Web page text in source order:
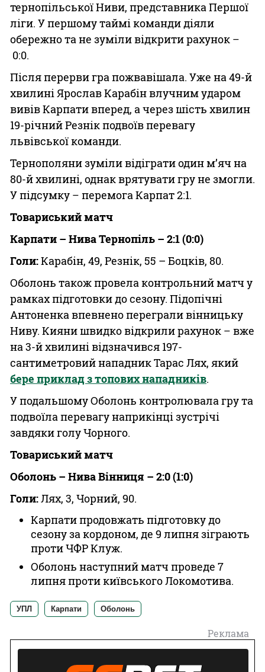
тернопільської Ниви, представника Першої
ліги. У першому таймі команди діяли
обережно та не зуміли відкрити рахунок –
0:0.
Після перерви гра пожвавішала. Уже на 49-й
хвилині Ярослав Карабін влучним ударом
вивів Карпати вперед, а через шість хвилин
19-річний Резнік подвоїв перевагу
львівської команди.
Тернополяни зуміли відіграти один м’яч на
80-й хвилині, однак врятувати гру не змогли.
У підсумку – перемога Карпат 2:1.
Товариський матч
Карпати – Нива Тернопіль – 2:1 (0:0)
Голи:Карабін, 49, Резнік, 55 – Боцків, 80.
Оболонь також провела контрольний матч у
рамках підготовки до сезону. Підопічні
Антоненка впевнено переграли вінницьку
Ниву. Кияни швидко відкрили рахунок – вже
на 3-й хвилині відзначився 197-
сантиметровий нападник Тарас Лях, який
бере приклад з топових нападників.
У подальшому Оболонь контролювала гру та
подвоїла перевагу наприкінці зустрічі
завдяки голу Чорного.
Товариський матч
Оболонь – Нива Вінниця – 2:0 (1:0)
Голи:Лях, 3, Чорний, 90.
Карпати продовжать підготовку до
сезону за кордоном, де 9 липня зіграють
проти ЧФР Клуж.
Оболонь наступний матч проведе 7
липня проти київського Локомотива.
УПЛ Карпати Оболонь
Реклама